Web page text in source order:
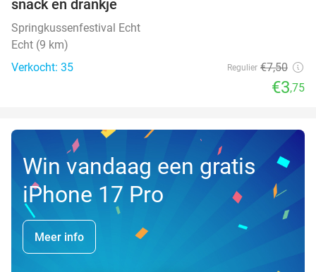
TODAY
snack en drankje
Springkussenfestival Echt
Echt (9 km)
Verkocht: 35
Regulier €7,50
€3,75
Win vandaag een gratis
iPhone 17 Pro
Meer info